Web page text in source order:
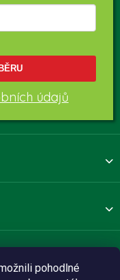
pohodlné
údajů